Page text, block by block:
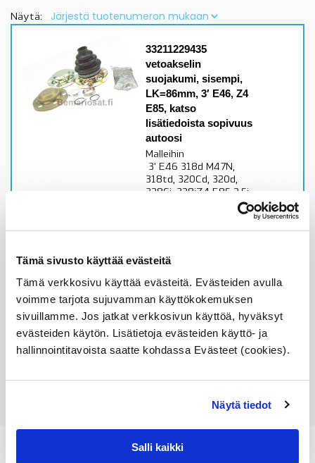
Tämä sivusto käyttää evästeitä
Tämä verkkosivu käyttää evästeitä. Evästeiden avulla
voimme tarjota sujuvamman käyttökokemuksen
sivuillamme. Jos jatkat verkkosivun käyttöä, hyväksyt
evästeiden käytön. Lisätietoja evästeiden käyttö- ja
hallinnointitavoista saatte kohdassa Evästeet (cookies).
Näytä tiedot
Salli kaikki
Näytä:
33211229435
vetoakselin
suojakumi, sisempi,
LK=86mm, 3′ E46, Z4
E85, katso
lisätiedoista sopivuus
autoosi
Malleihin
3' E46 318d M47N,
318td, 320Cd, 320d,
328Ci, 328iZ4 E85 2.5i
Alkuperäisvalmistajan
suojakumi LK=86mm
Varastossa,
36,71
Lisää ostoskoriin